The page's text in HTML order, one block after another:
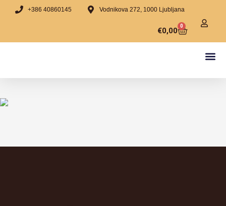
+386 40860145 Vodnikova 272, 1000 Ljubljana
€0,00 0